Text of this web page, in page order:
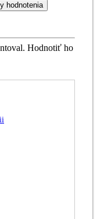
hodnotenia
Hodnotiť ho